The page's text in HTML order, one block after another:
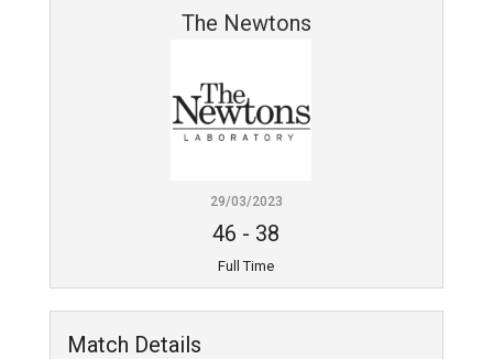
The Newtons
29/03/2023
46 - 38
Full Time
Match Details